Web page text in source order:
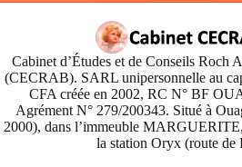
Cabinet d’Études et de Conseils
(CECRAB). SARL unipersonnelle au
CFA créée en 2002, RC N° BF
Agrément N° 279/200343. Situé à
2000), dans l’immeuble
la station Oryx (route de